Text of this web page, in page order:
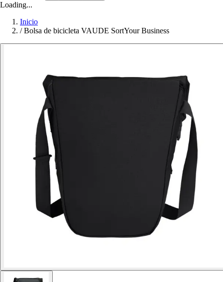
Loading...
Inicio
/ Bolsa de bicicleta VAUDE SortYour Business